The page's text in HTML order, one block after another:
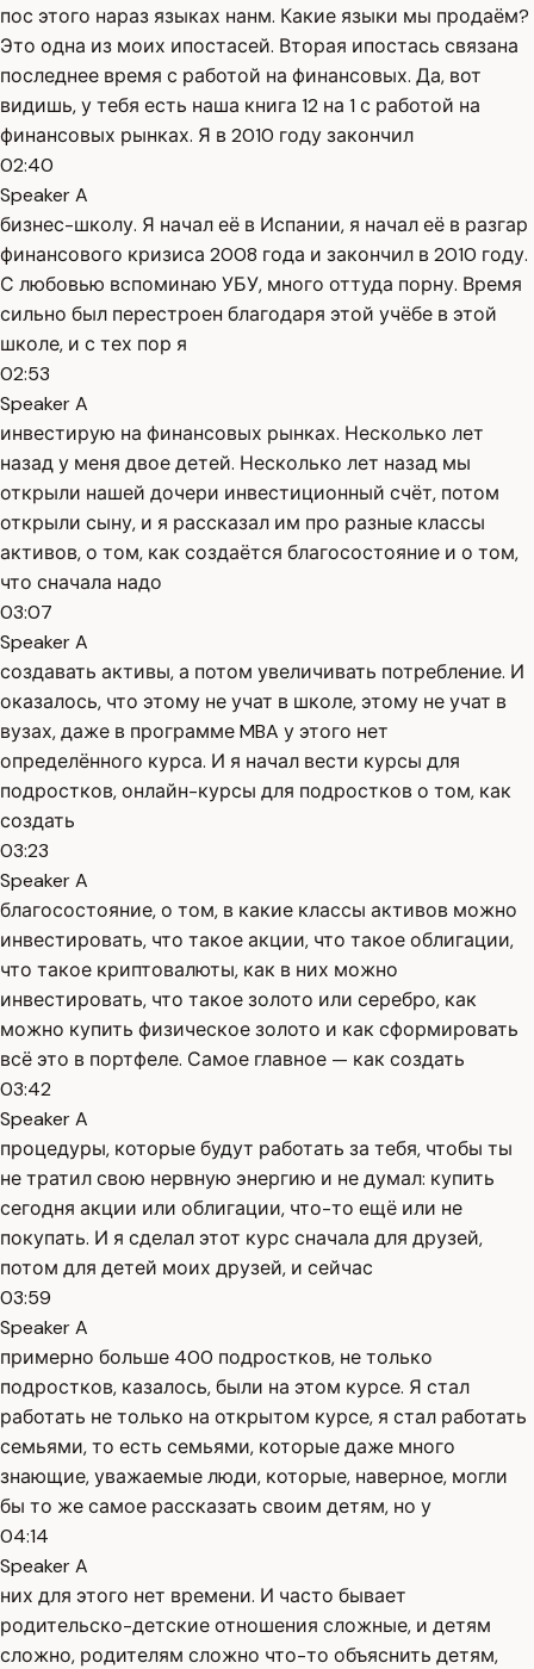
пос этого нараз языках нанм. Какие языки мы продаём?
Это одна из моих ипостасей. Вторая ипостась связана
последнее время с работой на финансовых. Да, вот
видишь, у тебя есть наша книга 12 на 1 с работой на
финансовых рынках. Я в 2010 году закончил
02:40
Speaker A
бизнес-школу. Я начал её в Испании, я начал её в разгар
финансового кризиса 2008 года и закончил в 2010 году.
С любовью вспоминаю УБУ, много оттуда порну. Время
сильно был перестроен благодаря этой учёбе в этой
школе, и с тех пор я
02:53
Speaker A
инвестирую на финансовых рынках. Несколько лет
назад у меня двое детей. Несколько лет назад мы
открыли нашей дочери инвестиционный счёт, потом
открыли сыну, и я рассказал им про разные классы
активов, о том, как создаётся благосостояние и о том,
что сначала надо
03:07
Speaker A
создавать активы, а потом увеличивать потребление. И
оказалось, что этому не учат в школе, этому не учат в
вузах, даже в программе MBA у этого нет
определённого курса. И я начал вести курсы для
подростков, онлайн-курсы для подростков о том, как
создать
03:23
Speaker A
благосостояние, о том, в какие классы активов можно
инвестировать, что такое акции, что такое облигации,
что такое криптовалюты, как в них можно
инвестировать, что такое золото или серебро, как
можно купить физическое золото и как сформировать
всё это в портфеле. Самое главное — как создать
03:42
Speaker A
процедуры, которые будут работать за тебя, чтобы ты
не тратил свою нервную энергию и не думал: купить
сегодня акции или облигации, что-то ещё или не
покупать. И я сделал этот курс сначала для друзей,
потом для детей моих друзей, и сейчас
03:59
Speaker A
примерно больше 400 подростков, не только
подростков, казалось, были на этом курсе. Я стал
работать не только на открытом курсе, я стал работать
семьями, то есть семьями, которые даже много
знающие, уважаемые люди, которые, наверное, могли
бы то же самое рассказать своим детям, но у
04:14
Speaker A
них для этого нет времени. И часто бывает
родительско-детские отношения сложные, и детям
сложно, родителям сложно что-то объяснить детям,